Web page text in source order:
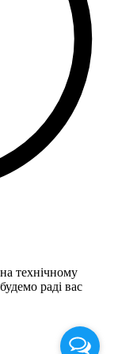
технічному
раді вас